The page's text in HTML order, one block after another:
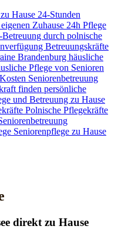
Hause 24-Stunden
Zuhause 24h Pflege
Betreuung durch polnische
Betreuungskräfte
Brandenburg häusliche
Pflege von Senioren
Kosten Seniorenbetreuung
finden persönliche
und Betreuung zu Hause
Polnische Pflegekräfte
Seniorenpflege zu Hause
direkt zu Hause